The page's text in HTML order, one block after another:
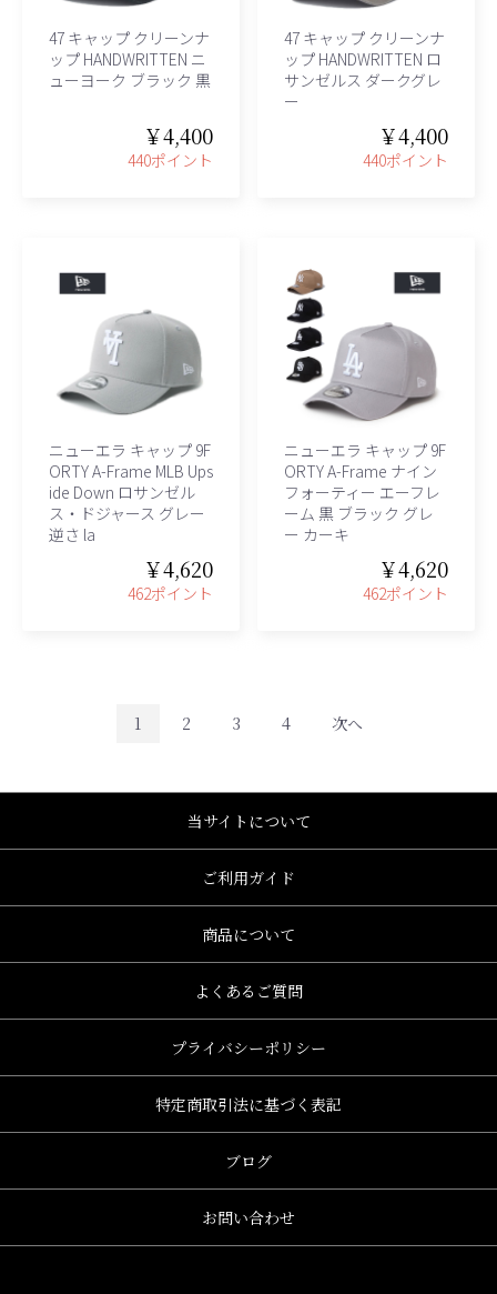
47 キャップ クリーンナ
ップ HANDWRITTEN ニ
ューヨーク ブラック 黒
￥4,400
440ポイント
47 キャップ クリーンナ
ップ HANDWRITTEN ロ
サンゼルス ダークグレ
ー
￥4,400
440ポイント
ニューエラ キャップ 9F
ORTY A-Frame MLB Ups
ide Down ロサンゼル
ス・ドジャース グレー
逆さ la
￥4,620
462ポイント
ニューエラ キャップ 9F
ORTY A-Frame ナイン
フォーティー エーフレ
ーム 黒 ブラック グレ
ー カーキ
￥4,620
462ポイント
1 2 3 4 次へ
当サイトについて
ご利用ガイド
商品について
よくあるご質問
プライバシーポリシー
特定商取引法に基づく表記
ブログ
お問い合わせ